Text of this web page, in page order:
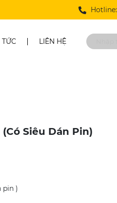
Hotline:
TỨC LIÊN HỆ
Siêu Dán Pin)
pin )